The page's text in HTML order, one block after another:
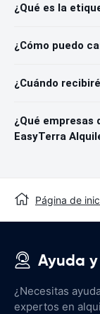
¿Qué es la
¿Cómo puedo
¿Cuándo
¿Qué empresas
EasyTerra
Página de
Ayuda
¿Necesitas
expertos en